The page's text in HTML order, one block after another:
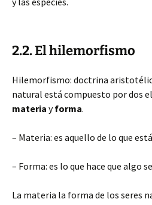
2.2. El hilemorfismo
Hilemorfismo: doctrina
natural está compuesto por dos
materia yforma.
– Materia: es aquello de lo que
– Forma: es lo que hace que algo
La materia la forma de los seres